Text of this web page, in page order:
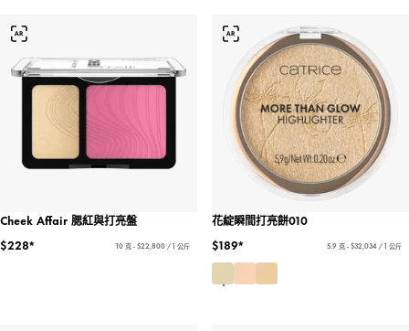
Cheek Affair 腮紅與打亮盤
$228*
10 克 - $22,800 / 1 公斤
花綻瞬間打亮餅010
$189*
5.9 克 - $32,034 / 1 公斤